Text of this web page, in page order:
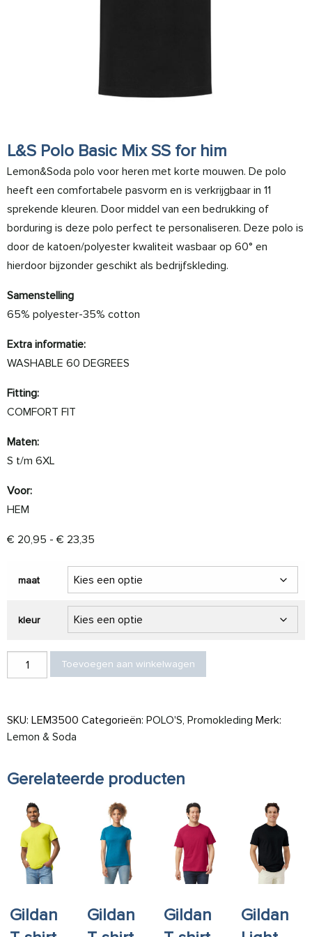
L&S Polo Basic Mix SS for him
Lemon&Soda polo voor heren met korte mouwen. De polo
heeft een comfortabele pasvorm en is verkrijgbaar in 11
sprekende kleuren. Door middel van een bedrukking of
borduring is deze polo perfect te personaliseren. Deze polo is
door de katoen/polyester kwaliteit wasbaar op 60° en
hierdoor bijzonder geschikt als bedrijfskleding.
Samenstelling
65% polyester-35% cotton
Extra informatie:
WASHABLE 60 DEGREES
Fitting:
COMFORT FIT
Maten:
S t/m 6XL
Voor:
HEM
€ 20,95 - € 23,35
maat
kleur
L&S Polo Basic Mix SS for him aantal
Toevoegen aan winkelwagen
SKU: LEM3500 Categorieën: POLO'S, Promokleding Merk:
Lemon & Soda
Gerelateerde producten
Gildan
Gildan
Gildan
Gildan